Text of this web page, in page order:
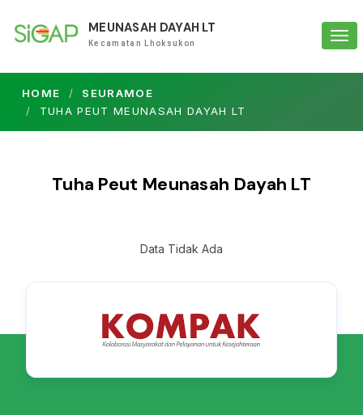
MEUNASAH DAYAH LT
Kecamatan Lhoksukon
HOME
SEURAMOE
TUHA PEUT MEUNASAH DAYAH LT
Tuha Peut Meunasah Dayah LT
Data Tidak Ada